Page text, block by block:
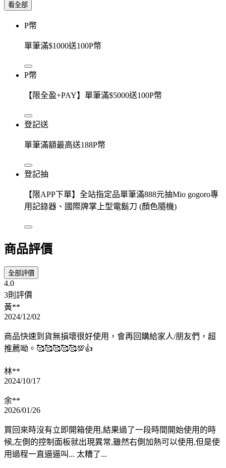
看全部
P幣
單筆滿$1000送100P幣
P幣
【限全盈+PAY】單筆滿$5000送100P幣
登記送
單筆滿額最高送188P幣
登記抽
【限APP下單】全站指定品單筆滿888元抽Mio gogoro專
用記錄器、國際牌掌上型電鬍刀 (顏色隨機)
商品評價
全部評價
4.0
3則評價
黃**
2024/12/02
商品快速到貨無損壞很好使用，會再回購給家人/朋友們，超
推薦呦。🥰🥰🥰🥰🥰💯👍
林**
2024/10/17
余**
2026/01/26
買回來時沒有立即開箱使用,結果過了一段時間開始使用的時
候,左側的控制面板就出現異常,雖然右側加熱可以使用,但是使
用過程一直逼逼叫... 太糟了...